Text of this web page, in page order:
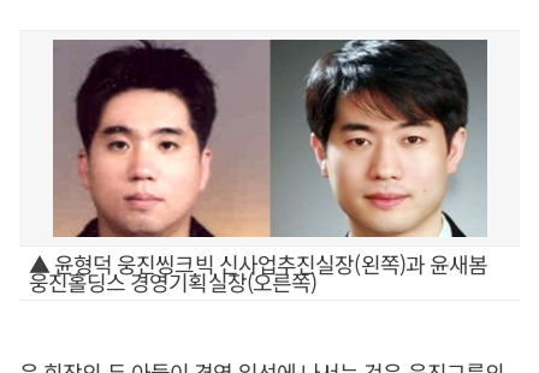
▲ 윤형덕 웅진씽크빅 신사업추진실장(왼쪽)과 윤새봄
웅진홀딩스 경영기획실장(오른쪽)